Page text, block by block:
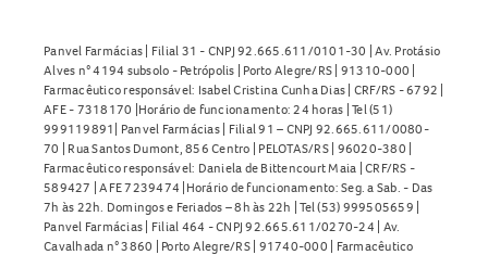
Panvel Farmácias | Filial 31 - CNPJ 92.665.611/0101-30 | Av. Protásio
Alves n° 4194 subsolo - Petrópolis | Porto Alegre/RS | 91310-000 |
Farmacêutico responsável: Isabel Cristina Cunha Dias | CRF/RS - 6792 |
AFE - 7318170 |Horário de funcionamento: 24 horas | Tel (51)
999119891| Panvel Farmácias | Filial 91 – CNPJ 92.665.611/0080-
70 | Rua Santos Dumont, 856 Centro | PELOTAS/RS | 96020-380 |
Farmacêutico responsável: Daniela de Bittencourt Maia | CRF/RS -
589427 | AFE 7239474 |Horário de funcionamento: Seg. a Sab. - Das
7h às 22h. Domingos e Feriados – 8h às 22h | Tel (53) 999505659 |
Panvel Farmácias | Filial 464 - CNPJ 92.665.611/0270-24 | Av.
Cavalhada n° 3860 | Porto Alegre/RS | 91740-000 | Farmacêutico